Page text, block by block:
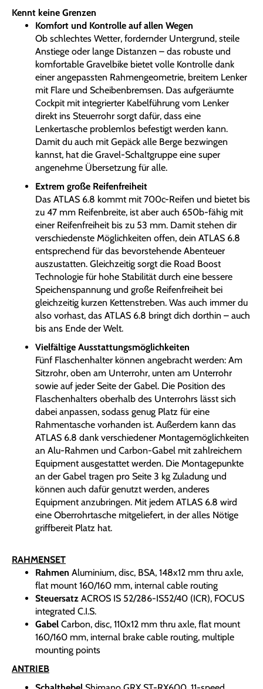
Kennt keine Grenzen
Komfort und Kontrolle auf allen Wegen
Ob schlechtes Wetter, fordernder Untergrund, steile
Anstiege oder lange Distanzen – das robuste und
komfortable Gravelbike bietet volle Kontrolle dank
einer angepassten Rahmengeometrie, breitem Lenker
mit Flare und Scheibenbremsen. Das aufgeräumte
Cockpit mit integrierter Kabelführung vom Lenker
direkt ins Steuerrohr sorgt dafür, dass eine
Lenkertasche problemlos befestigt werden kann.
Damit du auch mit Gepäck alle Berge bezwingen
kannst, hat die Gravel-Schaltgruppe eine super
angenehme Übersetzung für alle.
Extrem große Reifenfreiheit
Das ATLAS 6.8 kommt mit 700c-Reifen und bietet bis
zu 47 mm Reifenbreite, ist aber auch 650b-fähig mit
einer Reifenfreiheit bis zu 53 mm. Damit stehen dir
verschiedenste Möglichkeiten offen, dein ATLAS 6.8
entsprechend für das bevorstehende Abenteuer
auszustatten. Gleichzeitig sorgt die Road Boost
Technologie für hohe Stabilität durch eine bessere
Speichenspannung und große Reifenfreiheit bei
gleichzeitig kurzen Kettenstreben. Was auch immer du
also vorhast, das ATLAS 6.8 bringt dich dorthin – auch
bis ans Ende der Welt.
Vielfältige Ausstattungsmöglichkeiten
Fünf Flaschenhalter können angebracht werden: Am
Sitzrohr, oben am Unterrohr, unten am Unterrohr
sowie auf jeder Seite der Gabel. Die Position des
Flaschenhalters oberhalb des Unterrohrs lässt sich
dabei anpassen, sodass genug Platz für eine
Rahmentasche vorhanden ist. Außerdem kann das
ATLAS 6.8 dank verschiedener Montagemöglichkeiten
an Alu-Rahmen und Carbon-Gabel mit zahlreichem
Equipment ausgestattet werden. Die Montagepunkte
an der Gabel tragen pro Seite 3 kg Zuladung und
können auch dafür genutzt werden, anderes
Equipment anzubringen. Mit jedem ATLAS 6.8 wird
eine Oberrohrtasche mitgeliefert, in der alles Nötige
griffbereit Platz hat.
RAHMENSET
Rahmen Aluminium, disc, BSA, 148x12 mm thru axle,
flat mount 160/160 mm, internal cable routing
Steuersatz ACROS IS 52/286-IS52/40 (ICR), FOCUS
integrated C.I.S.
Gabel Carbon, disc, 110x12 mm thru axle, flat mount
160/160 mm, internal brake cable routing, multiple
mounting points
ANTRIEB